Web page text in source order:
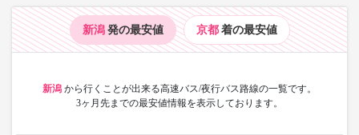
新潟 発の最安値 京都 着の最安値
新潟 から行くことが出来る高速バス/夜行バス路線の一覧です。
3ヶ月先までの最安値情報を表示しております。